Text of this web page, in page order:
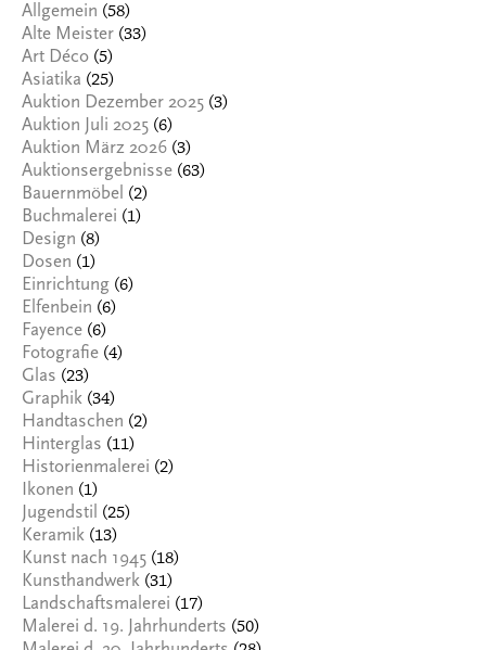
Allgemein (58)
Alte Meister (33)
Art Déco (5)
Asiatika (25)
Auktion Dezember 2025 (3)
Auktion Juli 2025 (6)
Auktion März 2026 (3)
Auktionsergebnisse (63)
Bauernmöbel (2)
Buchmalerei (1)
Design (8)
Dosen (1)
Einrichtung (6)
Elfenbein (6)
Fayence (6)
Fotografie (4)
Glas (23)
Graphik (34)
Handtaschen (2)
Hinterglas (11)
Historienmalerei (2)
Ikonen (1)
Jugendstil (25)
Keramik (13)
Kunst nach 1945 (18)
Kunsthandwerk (31)
Landschaftsmalerei (17)
Malerei d. 19. Jahrhunderts (50)